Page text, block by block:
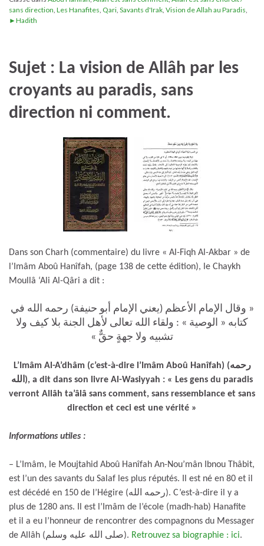
sans direction Les Hanafites Qari Savants d'Irak Vision de Allah au Paradis
►Hadith
Sujet : La vision de Allâh par les
croyants au paradis, sans
direction ni comment.
Dans son Charh (commentaire) du livre « Al-Fiqh Al-Akbar » de
l’Imâm Aboû Hanîfah, (page 138 de cette édition), le Chaykh
Moullâ ‘Ali Al-Qâri a dit :
« وقال الإمام الأعظم (يعني الإمام أبو حنيفة) رحمه الله في
كتابه « الوصية » : ولقاء الله تعالى لأهل الجنة بلا كيف ولا
تشبيه ولا جهةٍ حقٌّ »
L’Imâm Al-A’dhâm (c’est-à-dire l’Imâm Aboû Hanîfah) (رحمه
الله), a dit dans son livre Al-Wasiyyah : « Les gens du paradis
verront Allâh ta’âlâ sans comment, sans ressemblance et sans
direction et ceci est une vérité »
Informations utiles :
– L’Imâm, le Moujtahid Aboû Hanîfah An-Nou’mân Ibnou Thâbit,
est l’un des savants du Salaf les plus réputés. Il est né en 80 et il
est décédé en 150 de l’Hégire (رحمه الله). C’est-à-dire il y a
plus de 1280 ans. Il est l’Imâm de l’école (madh-hab) Hanafite
et il a eu l’honneur de rencontrer des compagnons du Messager
de Allâh (صلى الله عليه وسلم). Retrouvez sa biographie : ici.